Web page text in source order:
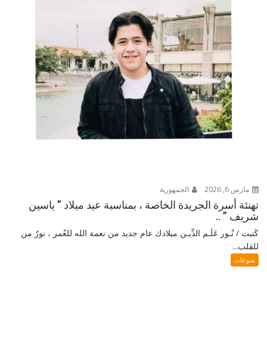
مارس 6, 2026 الجمهورية
تهنئة أسرة الجريدة الخاصة ، بمناسبة عيد ميلاد ” ياسين
شريف ” ..
كَتبت / نُـور عَلَـم الدِّيـن ميلادك عام جديد من نعمة الله للعُمر ، نورٌ من
للقلب...
منوعات